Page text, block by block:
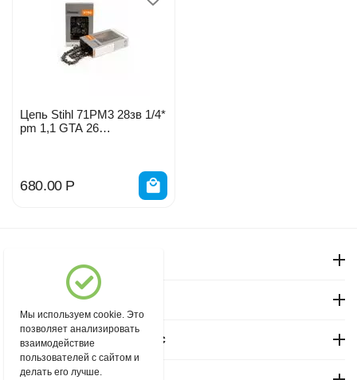
Цепь Stihl 71PM3 28зв 1/4*
pm 1,1 GTA 26
680.00 Р
Магазин "Северный"
Покупательский сервис
Мы используем cookie. Это
позволяет анализировать
взаимодействие
пользователей с сайтом и
делать его лучше.